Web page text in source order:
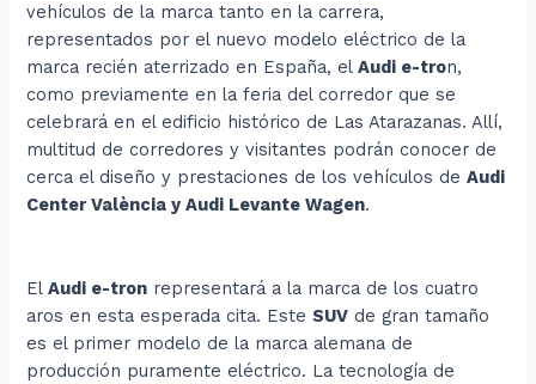
vehículos de la marca tanto en la carrera,
representados por el nuevo modelo eléctrico de la
marca recién aterrizado en España, elAudi e-tron,
como previamente en la feria del corredor que se
celebrará en el edificio histórico de Las Atarazanas. Allí,
multitud de corredores y visitantes podrán conocer de
cerca el diseño y prestaciones de los vehículos deAudi
Center València y Audi Levante Wagen.
ElAudi e-tron representará a la marca de los cuatro
aros en esta esperada cita. EsteSUV de gran tamaño
es el primer modelo de la marca alemana de
producción puramente eléctrico. La tecnología de